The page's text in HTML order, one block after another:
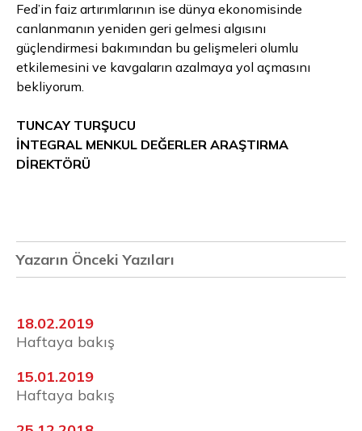
Fed’in faiz artırımlarının ise dünya ekonomisinde
canlanmanın yeniden geri gelmesi algısını
güçlendirmesi bakımından bu gelişmeleri olumlu
etkilemesini ve kavgaların azalmaya yol açmasını
bekliyorum.
TUNCAY TURŞUCU
İNTEGRAL MENKUL DEĞERLER ARAŞTIRMA
DİREKTÖRÜ
Yazarın Önceki Yazıları
18.02.2019
Haftaya bakış
15.01.2019
Haftaya bakış